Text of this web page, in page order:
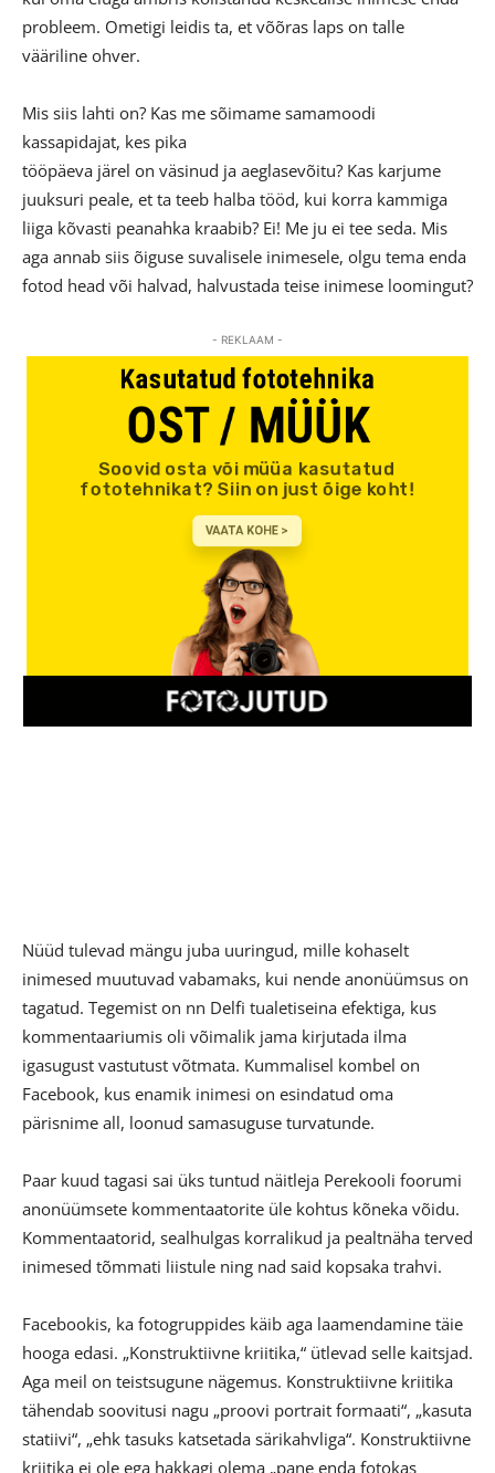
probleem. Ometigi leidis ta, et võõras laps on talle
vääriline ohver.
Mis siis lahti on? Kas me sõimame samamoodi
kassapidajat, kes pika
tööpäeva järel on väsinud ja aeglasevõitu? Kas karjume
juuksuri peale, et ta teeb halba tööd, kui korra kammiga
liiga kõvasti peanahka kraabib? Ei! Me ju ei tee seda. Mis
aga annab siis õiguse suvalisele inimesele, olgu tema enda
fotod head või halvad, halvustada teise inimese loomingut?
- REKLAAM -
Nüüd tulevad mängu juba uuringud, mille kohaselt
inimesed muutuvad vabamaks, kui nende anonüümsus on
tagatud. Tegemist on nn Delfi tualetiseina efektiga, kus
kommentaariumis oli võimalik jama kirjutada ilma
igasugust vastutust võtmata. Kummalisel kombel on
Facebook, kus enamik inimesi on esindatud oma
pärisnime all, loonud samasuguse turvatunde.
Paar kuud tagasi sai üks tuntud näitleja Perekooli foorumi
anonüümsete kommentaatorite üle kohtus kõneka võidu.
Kommentaatorid, sealhulgas korralikud ja pealtnäha terved
inimesed tõmmati liistule ning nad said kopsaka trahvi.
Facebookis, ka fotogruppides käib aga laamendamine täie
hooga edasi. „Konstruktiivne kriitika,“ ütlevad selle kaitsjad.
Aga meil on teistsugune nägemus. Konstruktiivne kriitika
tähendab soovitusi nagu „proovi portrait formaati“, „kasuta
statiivi“, „ehk tasuks katsetada särikahvliga“. Konstruktiivne
kriitika ei ole ega hakkagi olema „pane enda fotokas